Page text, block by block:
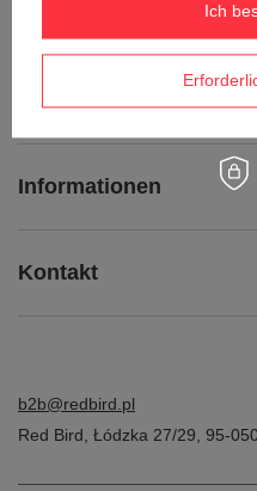
Konto
Informationen
Kontakt
b2b@redbird.pl
Red Bird Łódzka 27/29 95-050
Ich